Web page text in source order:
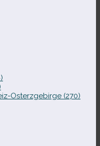
​Osterzgebirge (270)